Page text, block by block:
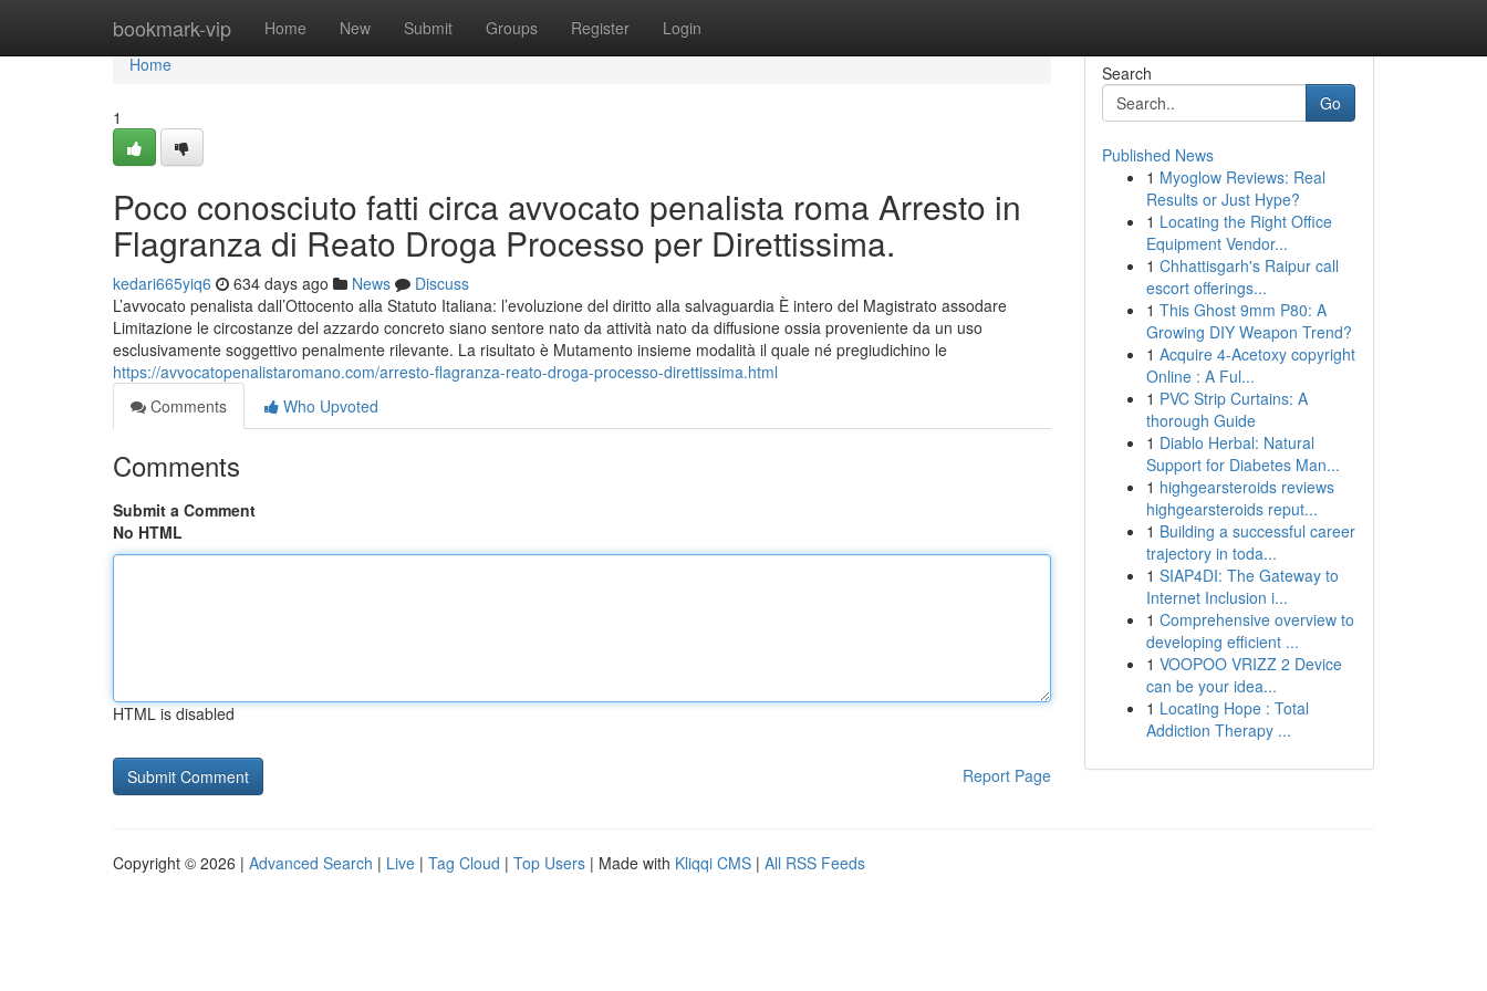
bookmark-vip Home New Submit Groups Register Login
Home
Home
1
Poco conosciuto fatti circa avvocato penalista roma Arresto in
Flagranza di Reato Droga Processo per Direttissima.
kedari665yiq6 634 days ago News
Discuss
L’avvocato penalista dall’Ottocento alla Statuto Italiana: l’evoluzione del diritto alla salvaguardia È intero del Magistrato assodare
Limitazione le circostanze del azzardo concreto siano sentore nato da attività nato da diffusione ossia proveniente da un uso
esclusivamente soggettivo penalmente rilevante. La risultato è Mutamento insieme modalità il quale né pregiudichino le
https://avvocatopenalistaromano.com/arresto-flagranza-reato-droga-processo-direttissima.html
Comments
Who Upvoted
Comments
Submit a Comment
No HTML
HTML is disabled
Report Page
Search
Go
Published News
1 Myoglow Reviews: Real
Results or Just Hype?
1 Locating the Right Office
Equipment Vendor...
1 Chhattisgarh's Raipur call
escort offerings...
1 This Ghost 9mm P80: A
Growing DIY Weapon Trend?
1 Acquire 4-Acetoxy copyright
Online : A Ful...
1 PVC Strip Curtains: A
thorough Guide
1 Diablo Herbal: Natural
Support for Diabetes Man...
1 highgearsteroids reviews
highgearsteroids reput...
1 Building a successful career
trajectory in toda...
1 SIAP4DI: The Gateway to
Internet Inclusion i...
1 Comprehensive overview to
developing efficient ...
1 VOOPOO VRIZZ 2 Device
can be your idea...
1 Locating Hope : Total
Addiction Therapy ...
Copyright © 2026 | Advanced Search | Live | Tag Cloud | Top Users | Made with Kliqqi CMS | All RSS Feeds